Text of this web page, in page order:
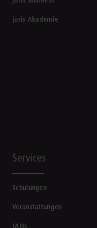
juris Akademie
Services
Schulungen
Veranstaltungen
FAQs